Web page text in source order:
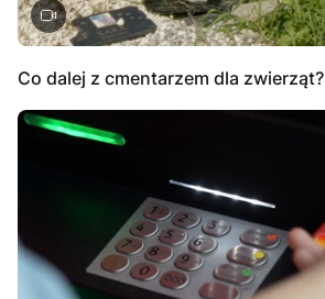
Co dalej z cmentarzem dla zwierząt?